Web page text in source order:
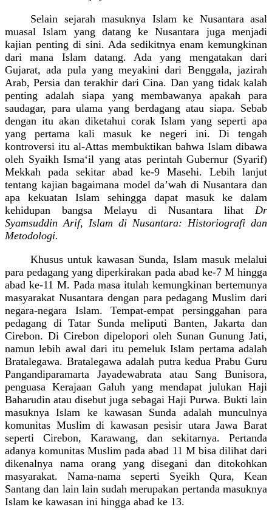
Selain sejarah masuknya Islam ke Nusantara asal
muasal Islam yang datang ke Nusantara juga menjadi
kajian penting di sini. Ada sedikitnya enam kemungkinan
dari mana Islam datang. Ada yang mengatakan dari
Gujarat, ada pula yang meyakini dari Benggala, jazirah
Arab, Persia dan terakhir dari Cina. Dan yang tidak kalah
penting adalah siapa yang membawanya apakah para
saudagar, para ulama yang berdagang atau siapa. Sebab
dengan itu akan diketahui corak Islam yang seperti apa
yang pertama kali masuk ke negeri ini. Di tengah
kontroversi itu al-Attas membuktikan bahwa Islam dibawa
oleh Syaikh Isma‘il yang atas perintah Gubernur (Syarif)
Mekkah pada sekitar abad ke-9 Masehi. Lebih lanjut
tentang kajian bagaimana model da’wah di Nusantara dan
apa kekuatan Islam sehingga dapat masuk ke dalam
kehidupan bangsa Melayu di Nusantara lihat Dr
Syamsuddin Arif, Islam di Nusantara: Historiografi dan
Metodologi.
Khusus untuk kawasan Sunda, Islam masuk melalui
para pedagang yang diperkirakan pada abad ke-7 M hingga
abad ke-11 M. Pada masa itulah kemungkinan bertemunya
masyarakat Nusantara dengan para pedagang Muslim dari
negara-negara Islam. Tempat-empat persinggahan para
pedagang di Tatar Sunda meliputi Banten, Jakarta dan
Cirebon. Di Cirebon dipelopori oleh Sunan Gunung Jati,
namun lebih awal dari itu pemeluk Islam pertama adalah
Bratalegawa. Bratalegawa adalah putra kedua Prabu Guru
Pangandiparamarta Jayadewabrata atau Sang Bunisora,
penguasa Kerajaan Galuh yang mendapat julukan Haji
Baharudin atau disebut juga sebagai Haji Purwa. Bukti lain
masuknya Islam ke kawasan Sunda adalah munculnya
komunitas Muslim di kawasan pesisir utara Jawa Barat
seperti Cirebon, Karawang, dan sekitarnya. Pertanda
adanya komunitas Muslim pada abad 11 M bisa dilihat dari
dikenalnya nama orang yang disegani dan ditokohkan
masyarakat. Nama-nama seperti Syeikh Qura, Kean
Santang dan lain lain sudah merupakan pertanda masuknya
Islam ke kawasan ini hingga abad ke 13.